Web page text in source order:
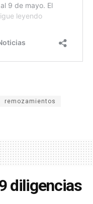
remozamientos
diligencias